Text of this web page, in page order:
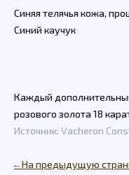
Синяя телячья кожа,
Синий каучук
Каждый
розового золота 18
Источник: Vacheron
← На предыдущую